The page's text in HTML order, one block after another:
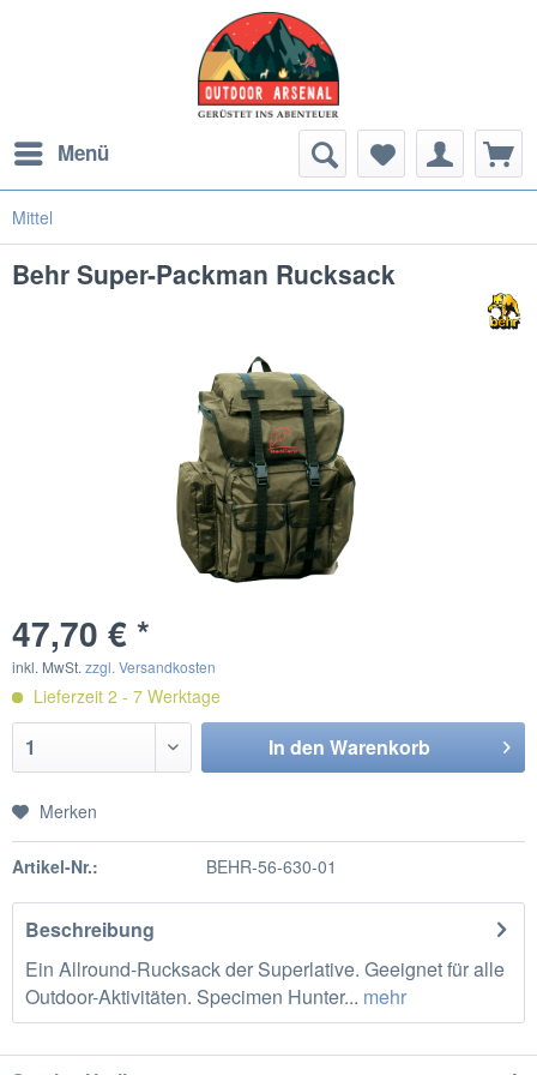
Menü
Mittel
Behr Super-Packman Rucksack
47,70 € *
inkl. MwSt. zzgl. Versandkosten
Lieferzeit 2 - 7 Werktage
In den Warenkorb
Merken
Artikel-Nr.: BEHR-56-630-01
Beschreibung
Ein Allround-Rucksack der Superlative. Geeignet für alle
Outdoor-Aktivitäten. Specimen Hunter... mehr